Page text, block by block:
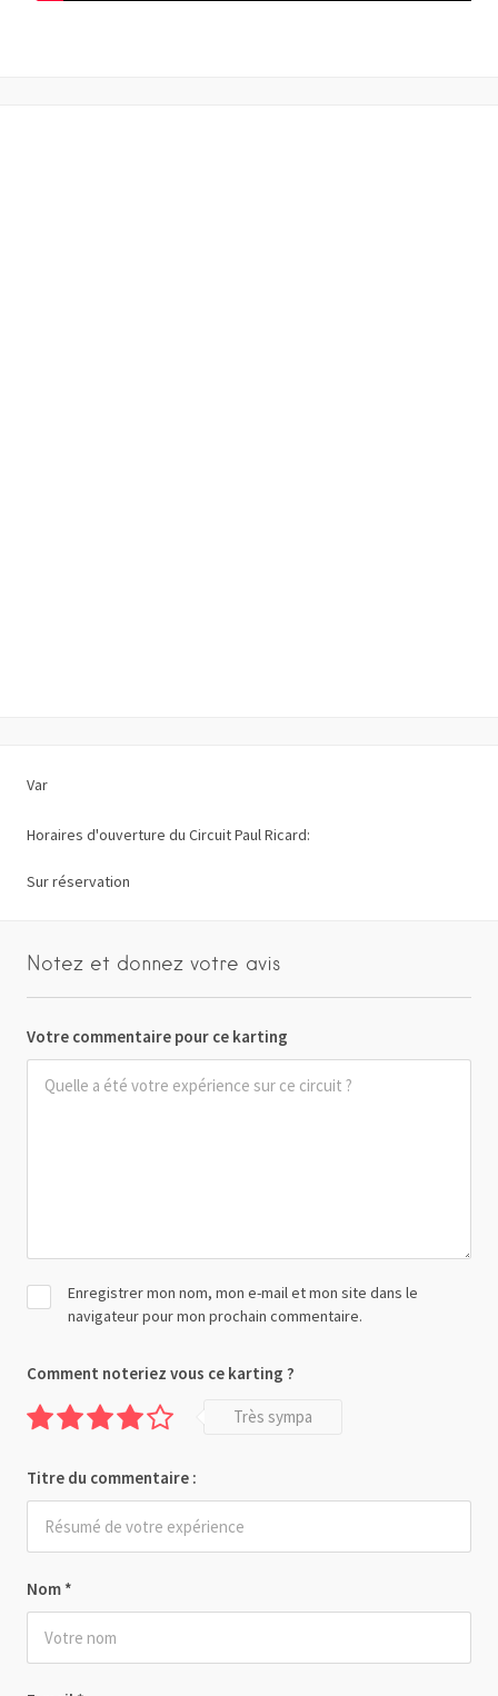
Var
Horaires d'ouverture du Circuit Paul Ricard:
Sur réservation
Notez et donnez votre avis
Votre commentaire pour ce karting
Nom *
Enregistrer mon nom, mon e-mail et mon site dans le
navigateur pour mon prochain commentaire.
Comment noteriez vous ce karting ?
Très sympa
Titre du commentaire :